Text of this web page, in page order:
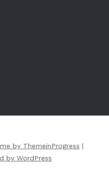
by ThemeinProgress |
by WordPress